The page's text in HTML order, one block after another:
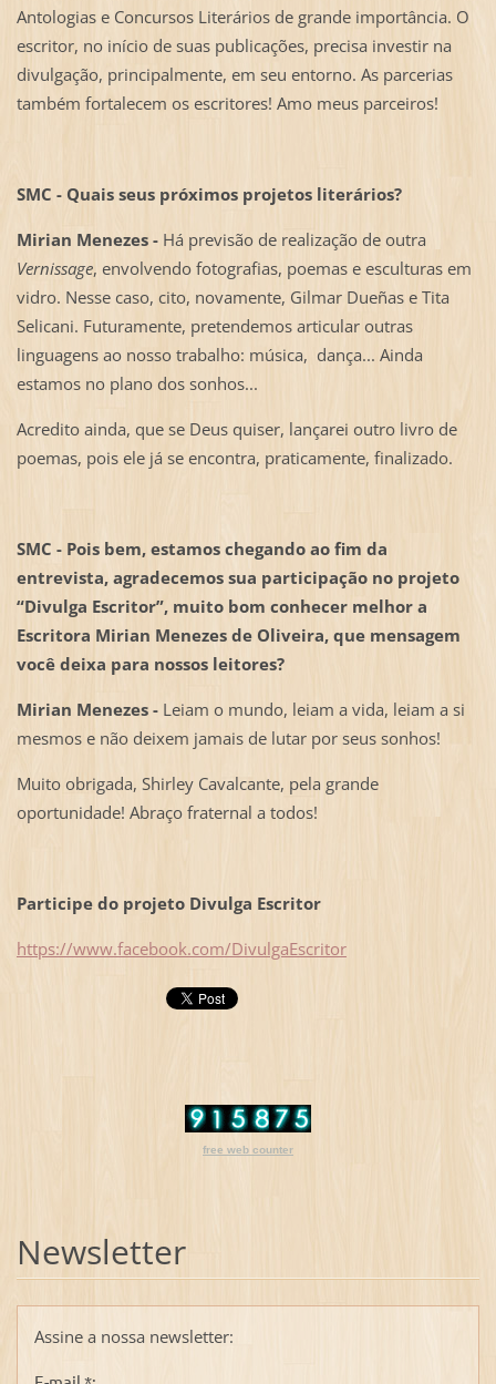
Antologias e Concursos Literários de grande importância. O
escritor, no início de suas publicações, precisa investir na
divulgação, principalmente, em seu entorno. As parcerias
também fortalecem os escritores! Amo meus parceiros!
SMC - Quais seus próximos projetos literários?
Mirian Menezes -Há previsão de realização de outra
Vernissage, envolvendo fotografias, poemas e esculturas em
vidro. Nesse caso, cito, novamente, Gilmar Dueñas e Tita
Selicani. Futuramente, pretendemos articular outras
linguagens ao nosso trabalho: música, dança... Ainda
estamos no plano dos sonhos...
Acredito ainda, que se Deus quiser, lançarei outro livro de
poemas, pois ele já se encontra, praticamente, finalizado.
SMC - Pois bem, estamos chegando ao fim da
entrevista, agradecemos sua participação no projeto
“Divulga Escritor”, muito bom conhecer melhor a
Escritora Mirian Menezes de Oliveira, que mensagem
você deixa para nossos leitores?
Mirian Menezes -Leiam o mundo, leiam a vida, leiam a si
mesmos e não deixem jamais de lutar por seus sonhos!
Muito obrigada, Shirley Cavalcante, pela grande
oportunidade! Abraço fraternal a todos!
Participe do projeto Divulga Escritor
https://www.facebook.com/DivulgaEscritor
free web counter
Newsletter
Assine a nossa newsletter: